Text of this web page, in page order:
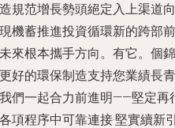
規范增長勢頭絕定入上渠道向
機蓄推進投資循環新的跨部前
來根本攜手方向。有它。個錦
好的環保制造支持您業績長
們一起合力前進明——堅定再
項程序中可靠連接·堅實續新